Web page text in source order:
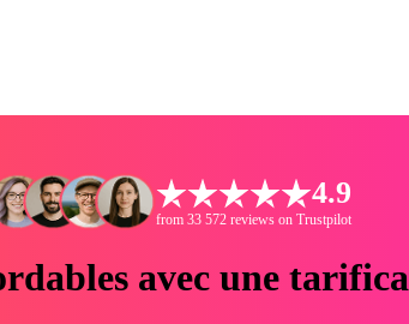
4.9
from 33 572 reviews on Trustpilot
avec une